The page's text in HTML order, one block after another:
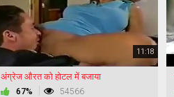
11:18
अंग्रेज औरत को होटल में बजाया
67% 54566